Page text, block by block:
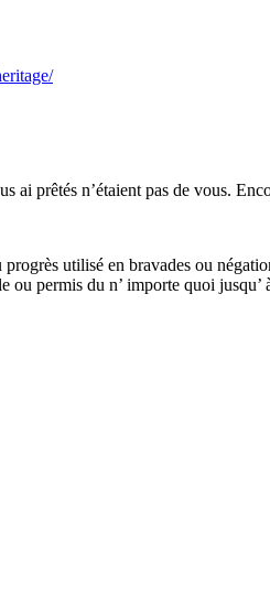
ai prêtés n’étaient pas de vous.
utilisé en bravades ou
ou permis du n’ importe quoi jusqu’